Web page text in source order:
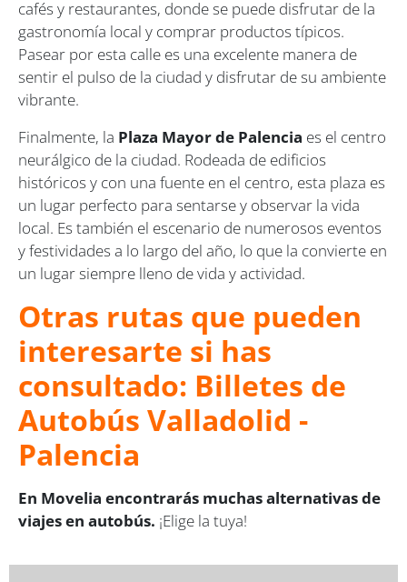
cafés y restaurantes, donde se puede disfrutar de la
gastronomía local y comprar productos típicos.
Pasear por esta calle es una excelente manera de
sentir el pulso de la ciudad y disfrutar de su ambiente
vibrante.
Finalmente, la Plaza Mayor de Palencia es el centro
neurálgico de la ciudad. Rodeada de edificios
históricos y con una fuente en el centro, esta plaza es
un lugar perfecto para sentarse y observar la vida
local. Es también el escenario de numerosos eventos
y festividades a lo largo del año, lo que la convierte en
un lugar siempre lleno de vida y actividad.
Otras rutas que pueden
interesarte si has
consultado: Billetes de
Autobús Valladolid -
Palencia
En Movelia encontrarás muchas alternativas de
viajes en autobús. ¡Elige la tuya!